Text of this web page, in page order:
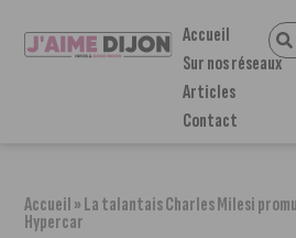
Accueil
Sur nos réseaux
Articles
Contact
Accueil»La talantais Charles Milesi
Hypercar